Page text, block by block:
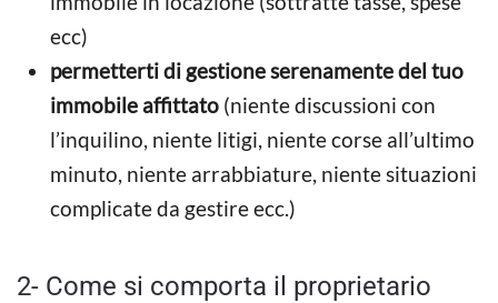
ecc)
permetterti di gestione serenamente del tuo
immobile affittato (niente discussioni con
l’inquilino, niente litigi, niente corse all’ultimo
minuto, niente arrabbiature, niente situazioni
complicate da gestire ecc.)
2- Come si comporta il proprietario